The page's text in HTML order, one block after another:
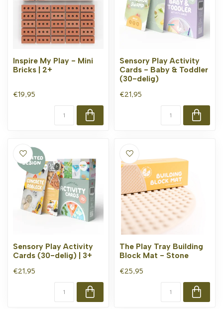
Inspire My Play - Mini
Bricks | 2+
€19,95
Sensory Play Activity
Cards - Baby & Toddler
(30-delig)
€21,95
Sensory Play Activity
Cards (30-delig) | 3+
€21,95
The Play Tray Building
Block Mat - Stone
€25,95